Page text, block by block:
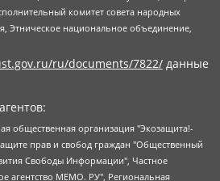
комитет совета народных
Этническое национальное объединение,
ru/documents/7822/ данные
имени интернет-издания "The Insider SIA", https://theins.ru, Постернак Алексей Евгеньевич, Рубин Михаил Аркадьевич, Анин Роман Александрович, Юридическое лицо Istories fonds, зарегистрированное в Латвийской Республике (регистрационный номер 50008295751, дата регистрации 24.02.2020), Великовский Дмитрий Александрович, Долинина Ирина Николаевна, Мароховская Алеся Алексеевна, Шлейнов Роман Юрьевич, Шмагун Олеся Валентиновна, Общество с ограниченной ответственностью "Альтаир 2021", Общество с ограниченной ответственностью "Вега 2021", Общество с ограниченной ответственностью "Главный редактор 2021", Общество с ограниченной ответственностью "Ромашки монолит", Важенков Артем Валерьевич, Ивановская областная общественная организация "Центр гендерных исследований", Гурман Юрий Альбертович, Медиапроект "ОВД-Инфо", Егоров Владимир Владимирович, Жилинский Владимир Александрович, Общество с ограниченной ответственностью "ЗП", Иванова София Юрьевна, Карезина Инна Павловна, Кильтау Екатерина Викторовна, Петров Алексей Викторович, Пискунов Сергей Евгеньевич, Смирнов Сергей Сергеевич, Тихонов Михаил Сергеевич, Общество с ограниченной ответственностью "ЖУРНАЛИСТ-ИНОСТРАННЫЙ АГЕНТ", Арапова Галина Юрьевна, Вольтская Татьяна Анатольевна, Американская компания "Mason G.E.S. Anonymous Foundation" (США), являющаяся владельцем интернет-издания https://mnews.world/, Компания "Stichting Bellingcat", зарегистрированная в Нидерландах (дата регистрации 11.07.2018), Захаров Андрей Вячеславович, Клепиковская Екатерина Дмитриевна, Общество с ограниченной ответственностью "МЕМО", Перл Роман Александрович, Симонов Евгений Алексеевич, Соловьева Елена Анатольевна, Сотников Даниил Владимирович, Сурначева Елизавета Дмитриевна, Автономная некоммерческая организация по защите прав человека и информированию населения "Якутия – Наше Мнение", Общество с ограниченной ответственностью "Москоу диджитал медиа", с 26.01.2023 Общество с ограниченной ответственностью "Чайка Белые сады", Ветошкина Валерия Валерьевна, Заговора Максим Александрович, Межрегиональное общественное движение "Российская ЛГБТ - сеть", Оленичев Максим Владимирович, Павлов Иван Юрьевич, Скворцова Елена Сергеевна, Общество с ограниченной ответственностью "Как бы инагент", Кочетков Игорь Викторович, Общество с ограниченной ответственностью "Честные выборы", Еланчик Олег Александрович, Общество с ограниченной ответственностью "Нобелевский призыв", Гималова Регина Эмилевна, Григорьев Андрей Валерьевич, Григорьева Алина Александровна, Ассоциация по содействию защите прав призывников, альтернативнослужащих и военнослужащих "Правозащитная группа "Гражданин.Армия.Право", Хисамова Регина Фаритовна, Автономная некоммерческая организация по реализации социально-правовых программ "Лилит", Дальневосточное общественное движение "Маяк", Санкт-Петербургская ЛГБТ-инициативная группа "Выход", Инициативная группа ЛГБТ+ "Реверс", Алексеев Андрей Викторович, Бекбулатова Таисия Львовна, Беляев Иван Михайлович, Владыкина Елена Сергеевна, Гельман Марат Александрович, Никульшина Вероника Юрьевна, Толоконникова Надежда Андреевна, Шендерович Виктор Анатольевич, Общество с ограниченной ответственностью "Данное сообщение", Общество с ограниченной ответственностью Издательский дом "Новая глава", Айнбиндер Александра Александровна, Московский комьюнити-центр для ЛГБТ+инициатив, Благотворительный фонд развития филантропии, Deutsche Welle (Германия, Kurt-Schumacher-Strasse 3, 53113 Bonn), Борзунова Мария Михайловна, Воробьев Виктор Викторович, Голубева Анна Львовна, Константинова Алла Михайловна, Малкова Ирина Владимировна, Мурадов Мурад Абдулгалимович, Осетинская Елизавета Николаевна, Понасенков Евгений Николаевич, Ганапольский Матвей Юрьевич, Киселев Евгений Алексеевич, Борухович Ирина Григорьевна, Дремин Иван Тимофеевич, Дубровский Дмитрий Викторович, Красноярская региональная общественная организация поддержки и развития альтернативных образовательных технологий и межкультурных коммуникаций "ИНТЕРРА", Маяковская Екатерина Алексеевна, Фейгин Марк Захарович, Филимонов Андрей Викторович, Дзугкоева Регина Николаевна, Доброхотов Роман Александрович, Дудь Юрий Александрович, Елкин Сергей Владимирович, Кругликов Кирилл Игоревич, Сабунаева Мария Леонидовна, Семенов Алексей Владимирович, Шаинян Карен Багратович, Шульман Екатерина Михайловна, Асафьев Артур Валерьевич, Вахштайн Виктор Семенович, Венедиктов Алексей Алексеевич, Лушникова Екатерина Евгеньевна, Волков Леонид Михайлович, Невзоров Александр Глебович, Пархоменко Сергей Борисович, Сироткин Ярослав Николаевич, Кара-Мурза Владимир Владимирович, Баранова Наталья Владимировна, Гозман Леонид Яковлевич, Кагарлицкий Борис Юльевич, Климарев Михаил Валерьевич, Милов Владимир Станиславович, Автономная некоммерческая организация Краснодарский центр современного искусства "Типография", Моргенштерн Алишер Тагирович, Соболь Любовь Эдуардовна, Общество с ограниченной ответственностью "ЛИЗА НОРМ", Каспаров Гарри Кимович, Ходорковский Михаил Борисович, Общество с ограниченной ответственностью "Апрельские тезисы", Данилович Ирина Брониславовна, Кашин Олег Владимирович, Петров Николай Владимирович, Пивоваров Алексей Владимирович, Соколов Михаил Владимирович, Цветкова Юлия Владимировна, Чичваркин Евгений Александрович, Комитет против пыток/Команда против пыток, Общество с ограниченной ответственностью "Первый научный", Общество с ограниченной ответственностью "Вертолет и ко", Белоцерковская Вероника Борисовна, Кац Максим Евгеньевич, Лазарева Татьяна Юрьевна, Шаведдинов Руслан Табризович, Яшин Илья Валерьевич, Общество с ограниченной ответственностью "Иноагент ААВ", Алешковский Дмитрий Петрович, Альбац Евгения Марковна, Быков Дмитрий Львович, Галямина Юлия Евгеньевна, Лойко Сергей Леонидович, Мартынов Кирилл Константинович, Медведев Сергей Александрович, Крашенинников Федор Геннадиевич, Гордеева Катерина Вл